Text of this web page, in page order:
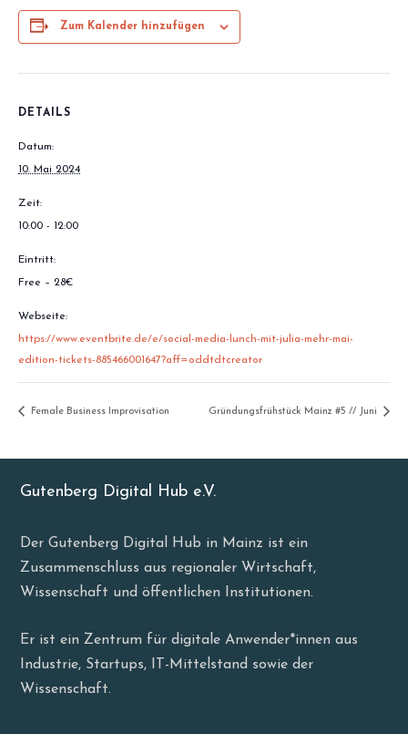
Zum Kalender hinzufügen
DETAILS
Datum:
10. Mai 2024
Zeit:
10:00 - 12:00
Eintritt:
Free – 28€
Webseite:
https://www.eventbrite.de/e/social-media-lunch-mit-julia-mehr-mai-
edition-tickets-885466001647?aff=oddtdtcreator
Female Business Improvisation Gründungsfrühstück Mainz #5 // Juni
Gutenberg Digital Hub e.V.
Der Gutenberg Digital Hub in Mainz ist ein
Zusammenschluss aus regionaler Wirtschaft,
Wissenschaft und öffentlichen Institutionen.
Er ist ein Zentrum für digitale Anwender*innen aus
Industrie, Startups, IT-Mittelstand sowie der
Wissenschaft.